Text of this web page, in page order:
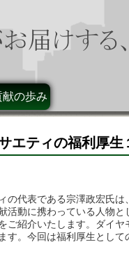
献の歩み
エティの福利厚生
の代表である宗澤政宏氏
活動に携わっている人物
ご紹介いたします。ダイ
す。今回は福利厚生として